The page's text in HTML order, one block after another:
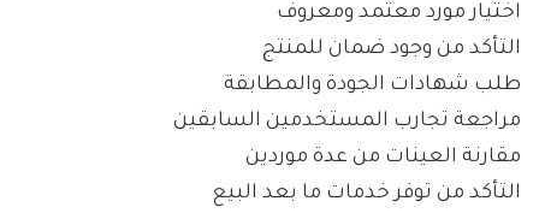
اختيار مورد معتمد ومعروف
التأكد من وجود ضمان للمنتج
طلب شهادات الجودة والمطابقة
مراجعة تجارب المستخدمين السابقين
مقارنة العينات من عدة موردين
التأكد من توفر خدمات ما بعد البيع